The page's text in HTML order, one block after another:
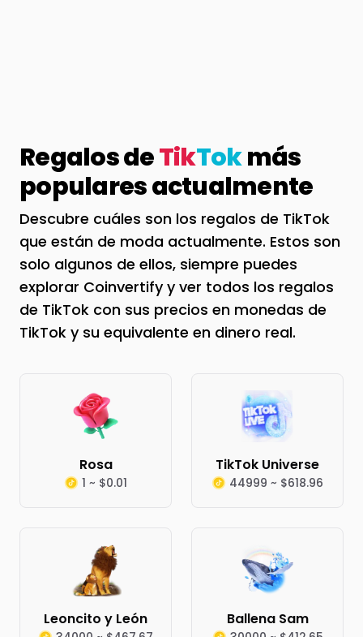
Regalos deTikTokmás
populares actualmente
Descubre cuáles son los regalos de TikTok
que están de moda actualmente. Estos son
solo algunos de ellos, siempre puedes
explorar Coinvertify y ver todos los regalos
de TikTok con sus precios en monedas de
TikTok y su equivalente en dinero real.
Rosa
1 ~ $0.01
TikTok Universe
44999 ~ $618.96
Leoncito y León Ballena Sam